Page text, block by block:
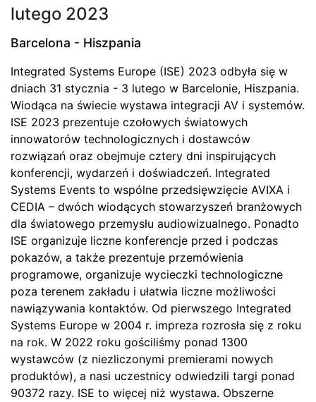
lutego 2023
Barcelona - Hiszpania
Integrated Systems Europe (ISE) 2023 odbyła się w
dniach 31 stycznia - 3 lutego w Barcelonie, Hiszpania.
Wiodąca na świecie wystawa integracji AV i systemów.
ISE 2023 prezentuje czołowych światowych
innowatorów technologicznych i dostawców
rozwiązań oraz obejmuje cztery dni inspirujących
konferencji, wydarzeń i doświadczeń. Integrated
Systems Events to wspólne przedsięwzięcie AVIXA i
CEDIA – dwóch wiodących stowarzyszeń branżowych
dla światowego przemysłu audiowizualnego. Ponadto
ISE organizuje liczne konferencje przed i podczas
pokazów, a także prezentuje przemówienia
programowe, organizuje wycieczki technologiczne
poza terenem zakładu i ułatwia liczne możliwości
nawiązywania kontaktów. Od pierwszego Integrated
Systems Europe w 2004 r. impreza rozrosła się z roku
na rok. W 2022 roku gościliśmy ponad 1300
wystawców (z niezliczonymi premierami nowych
produktów), a nasi uczestnicy odwiedzili targi ponad
90372 razy. ISE to więcej niż wystawa. Obszerne